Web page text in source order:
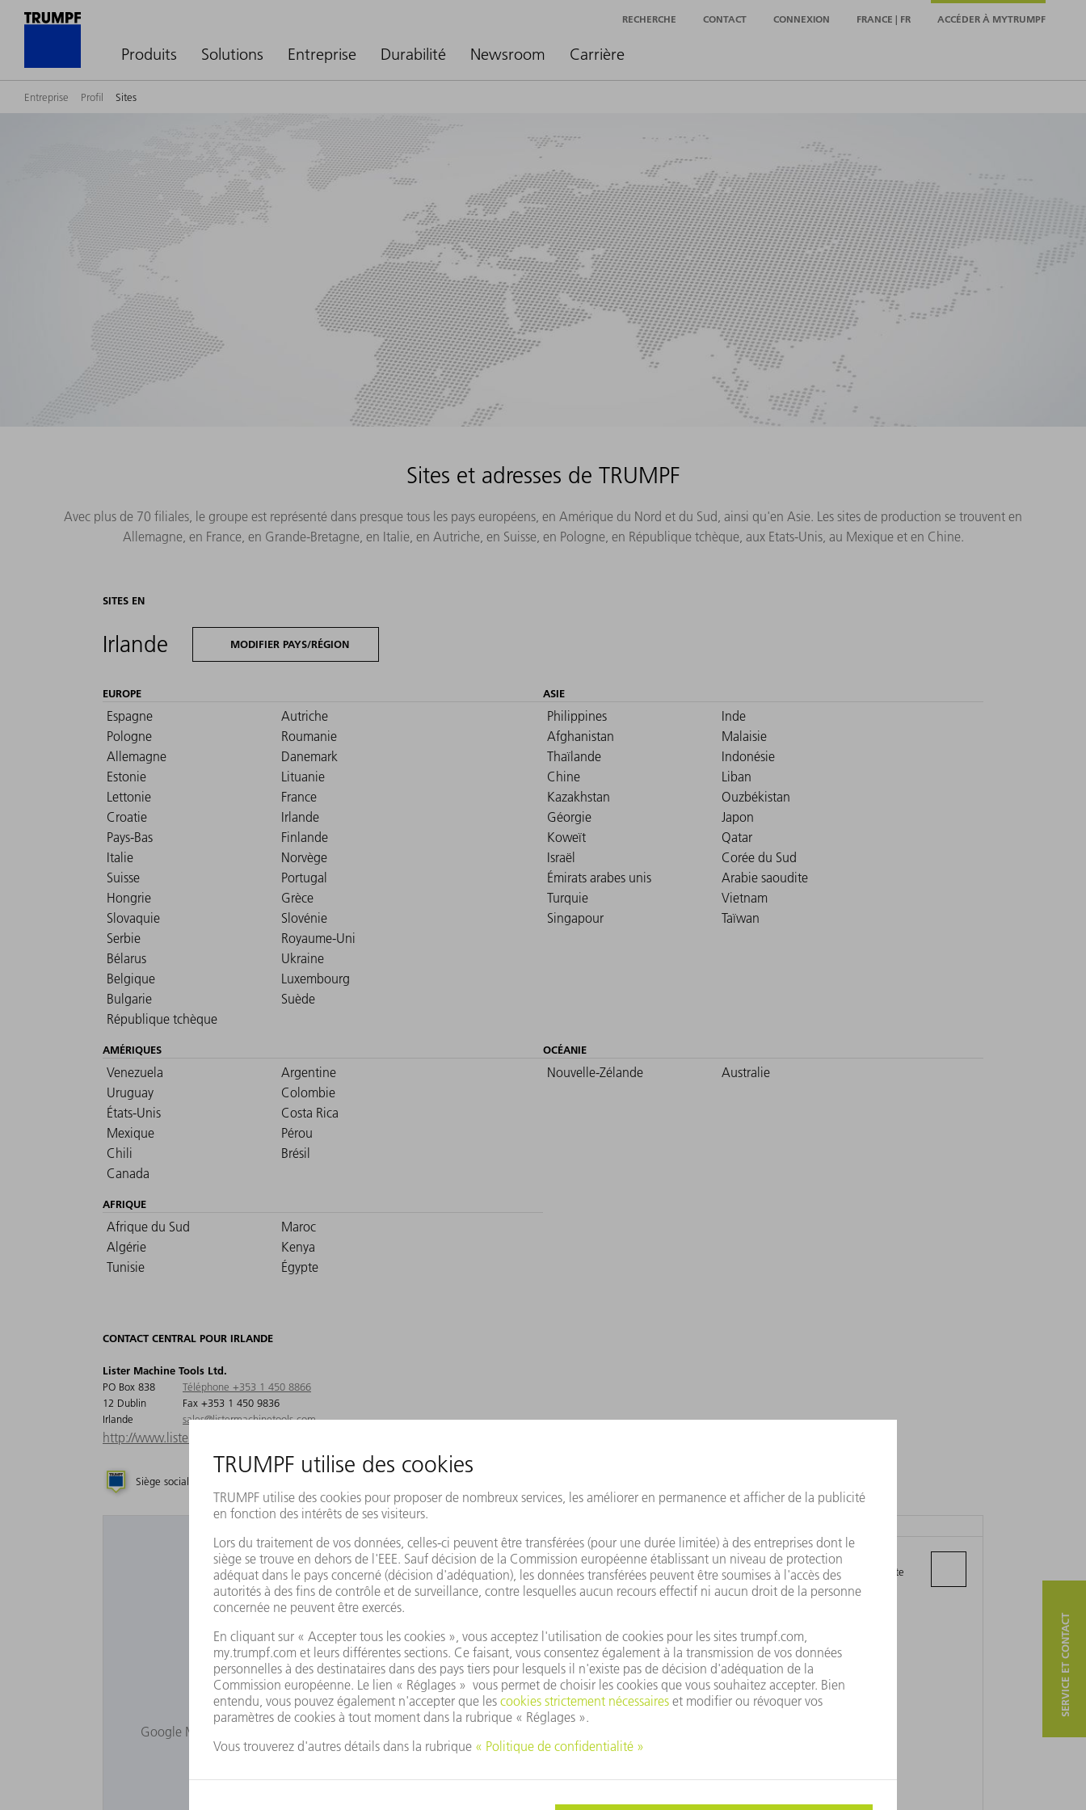
Produits Solutions Entreprise Durabilité Newsroom Carrière
RECHERCHE CONTACT CONNEXION FRANCE | FR ACCÉDER À MYTRUMPF
Entreprise Profil Sites
Sites et adresses de TRUMPF
Avec plus de 70 filiales, le groupe est représenté dans presque tous les pays européens, en Amérique du Nord et du Sud, ainsi qu'en Asie. Les sites de production se trouvent en
Allemagne, en France, en Grande-Bretagne, en Italie, en Autriche, en Suisse, en Pologne, en République tchèque, aux Etats-Unis, au Mexique et en Chine.
SITES EN
Irlande MODIFIER PAYS/RÉGION
EUROPE
Espagne
Autriche
Pologne
Roumanie
Allemagne
Danemark
Estonie
Lituanie
Lettonie
France
Croatie
Irlande
Pays-Bas
Finlande
Italie
Norvège
Suisse
Portugal
Hongrie
Grèce
Slovaquie
Slovénie
Serbie
Royaume-Uni
Bélarus
Ukraine
Belgique
Luxembourg
Bulgarie
Suède
République tchèque
ASIE
Philippines
Inde
Afghanistan
Malaisie
Thaïlande
Indonésie
Chine
Liban
Kazakhstan
Ouzbékistan
Géorgie
Japon
Koweït
Qatar
Israël
Corée du Sud
Émirats arabes unis
Arabie saoudite
Turquie
Vietnam
Singapour
Taïwan
AMÉRIQUES
Venezuela
Argentine
Uruguay
Colombie
États-Unis
Costa Rica
Mexique
Pérou
Chili
Brésil
Canada
OCÉANIE
Nouvelle-Zélande Australie
AFRIQUE
Afrique du Sud
Maroc
Algérie
Kenya
Tunisie
Égypte
CONTACT CENTRAL POUR IRLANDE
Lister Machine Tools Ltd.
PO Box 838
12 Dublin
Irlande
Téléphone +353 1 450 8866
Fax +353 1 450 9836
sales@listermachinetools.com
http://www.listermachinetools.com/index.php
Siège social
Souhaitez-vous utiliser Google Maps ?
Google Maps ne va pas s'afficher pour vous dans la mesure où vous n'avez pas accepté nos
cookies. Veuillez ajuster vosParamètres Vie privée.
LISTER MACHINE TOOLS LTD.
PO Box 838, Bluebell Industrial Estate
12 Dublin
SERVICE ET CONTACT